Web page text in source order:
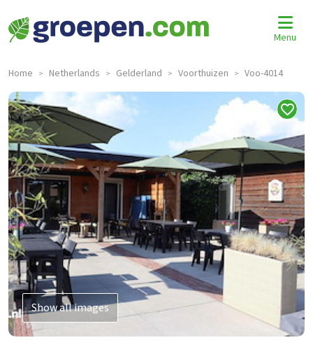
Menu
Home > Netherlands > Gelderland > Voorthuizen > Voo-4014
Show all images